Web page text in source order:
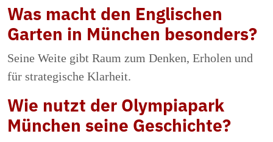
Was macht den Englischen
Garten in München besonders?
Seine Weite gibt Raum zum Denken, Erholen und
für strategische Klarheit.
Wie nutzt der Olympiapark
München seine Geschichte?